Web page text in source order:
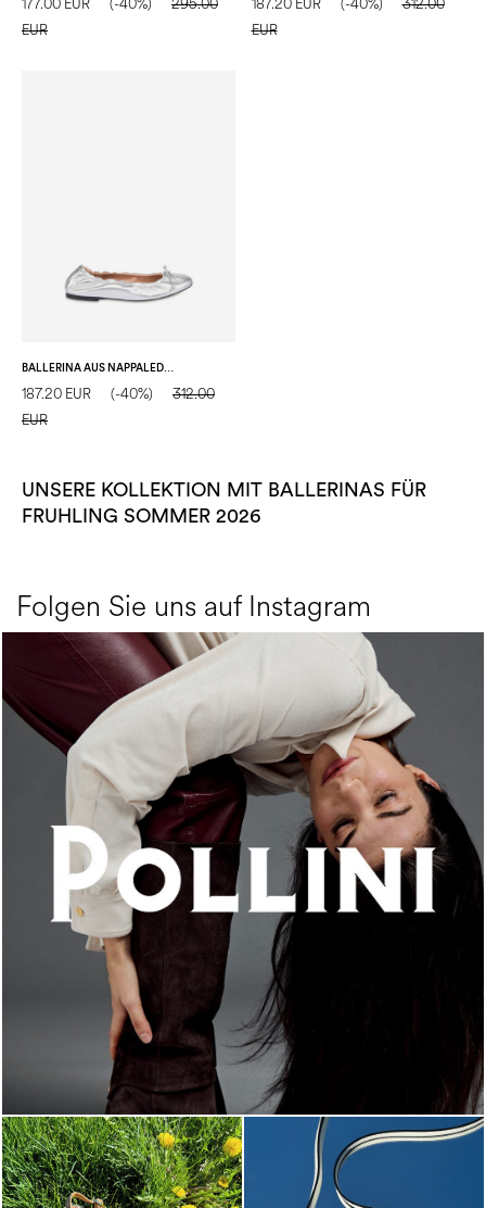
EUR
EUR
BALLERINA AUS NAPPALEDER
187.20 EUR (-40%)
312.00
EUR
UNSERE KOLLEKTION MIT BALLERINAS FÜR
FRUHLING SOMMER 2026
Folgen Sie uns auf Instagram
An ode to the house’s vibrant Italian roots, the new...